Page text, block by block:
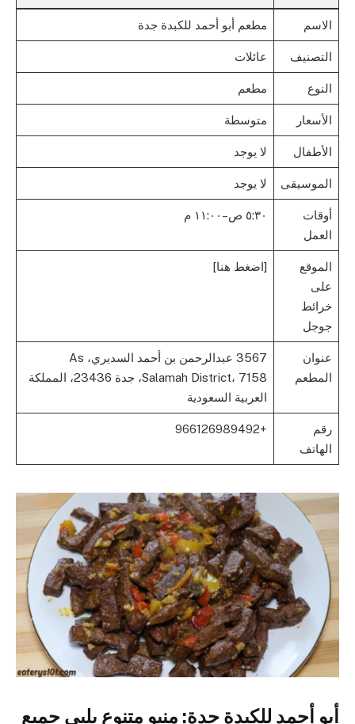
الاسم مطعم أبو أحمد للكبدة جدة
التصنيف عائلات
النوع مطعم
الأسعار متوسطة
الأطفال لا يوجد
الموسيقى لا يوجد
أوقات
العمل
٥:٣٠ ص–١١:٠٠ م
الموقع
على
خرائط
جوجل
[اضغط هنا]
عنوان
المطعم
3567 عبدالرحمن بن أحمد السديري، As
Salamah District، 7158، جدة 23436، المملكة
العربية السعودية
رقم
الهاتف
+966126989492
أبو أحمد للكبدة جدة: منيو متنوع يلبي جميع